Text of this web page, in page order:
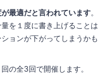
最適だと言われています。
を１度に書き上げることは
ョンが下がってしまうかも
の全3回で開催します。